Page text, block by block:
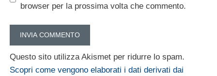
browser per la prossima volta che commento.
Questo sito utilizza Akismet per ridurre lo spam.
Scopri come vengono elaborati i dati derivati dai